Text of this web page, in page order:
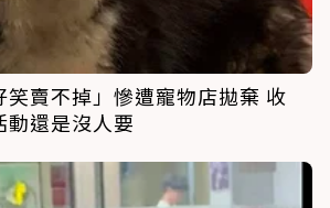
笑賣不掉」慘遭寵物店拋棄 收
動還是沒人要